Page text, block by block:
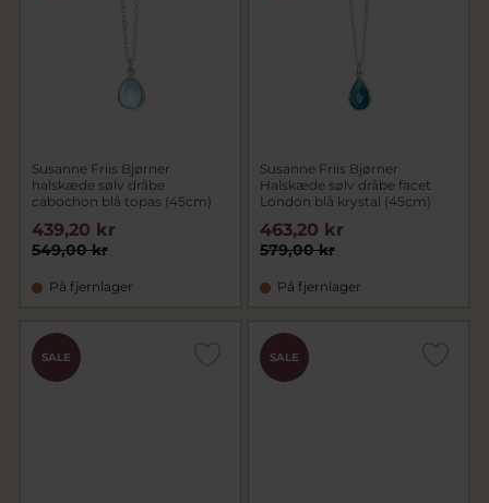
Susanne Friis Bjørner
halskæde sølv dråbe
cabochon blå topas (45cm)
549,00 kr
439,20 kr
På fjernlager
Susanne Friis Bjørner
Halskæde sølv dråbe facet
London blå krystal (45cm)
579,00 kr
463,20 kr
På fjernlager
SALE SALE